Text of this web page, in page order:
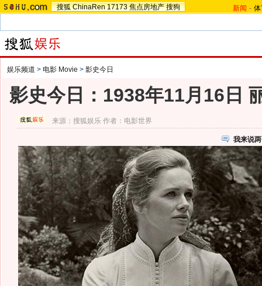
搜狐 ChinaRen 17173 焦点房地产 搜狗 新闻 -
娱乐频道 > 电影 Movie > 影史今日
影史今日：1938年11月16日
来源：搜狐娱乐 作者：电影世界
我来说